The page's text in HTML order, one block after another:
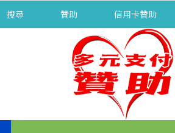
搜尋 贊助 信用卡贊助